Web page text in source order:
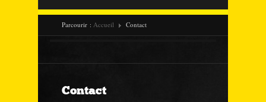
Parcourir : Accueil Contact
Contact